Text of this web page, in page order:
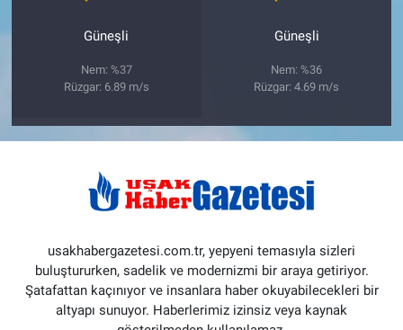
Güneşli
Nem: %37
Rüzgar: 6.89 m/s
Güneşli
Nem: %36
Rüzgar: 4.69 m/s
usakhabergazetesi.com.tr, yepyeni temasıyla sizleri
buluştururken, sadelik ve modernizmi bir araya getiriyor.
Şatafattan kaçınıyor ve insanlara haber okuyabilecekleri bir
altyapı sunuyor. Haberlerimiz izinsiz veya kaynak